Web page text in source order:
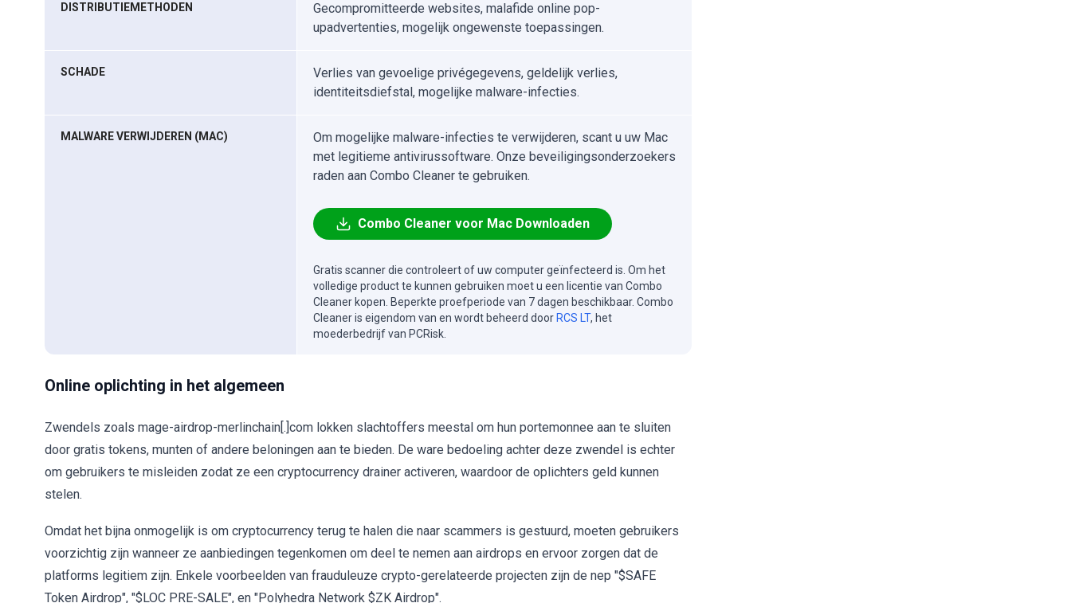
DISTRIBUTIEMETHODEN
Gecompromitteerde websites, malafide online pop-
upadvertenties, mogelijk ongewenste toepassingen.
SCHADE
Verlies van gevoelige privégegevens, geldelijk verlies,
identiteitsdiefstal, mogelijke malware-infecties.
MALWARE VERWIJDEREN (MAC)
Om mogelijke malware-infecties te verwijderen, scant u uw Mac
met legitieme antivirussoftware. Onze beveiligingsonderzoekers
raden aan Combo Cleaner te gebruiken.
Combo Cleaner voor Mac Downloaden
Gratis scanner die controleert of uw computer geïnfecteerd is. Om het
volledige product te kunnen gebruiken moet u een licentie van Combo
Cleaner kopen. Beperkte proefperiode van 7 dagen beschikbaar. Combo
Cleaner is eigendom van en wordt beheerd door RCS LT, het
moederbedrijf van PCRisk.
Online oplichting in het algemeen
Zwendels zoals mage-airdrop-merlinchain[.]com lokken slachtoffers meestal om hun portemonnee aan te sluiten
door gratis tokens, munten of andere beloningen aan te bieden. De ware bedoeling achter deze zwendel is echter
om gebruikers te misleiden zodat ze een cryptocurrency drainer activeren, waardoor de oplichters geld kunnen
stelen.
Omdat het bijna onmogelijk is om cryptocurrency terug te halen die naar scammers is gestuurd, moeten gebruikers
voorzichtig zijn wanneer ze aanbiedingen tegenkomen om deel te nemen aan airdrops en ervoor zorgen dat de
platforms legitiem zijn. Enkele voorbeelden van frauduleuze crypto-gerelateerde projecten zijn de nep "$SAFE
Token Airdrop", "$LOC PRE-SALE", en "Polyhedra Network $ZK Airdrop".